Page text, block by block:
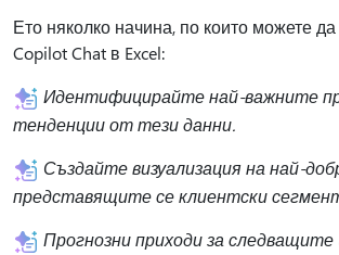
Ето няколко начина, по които можете
Copilot Chat в Excel:
Идентифицирайте най-важните
тенденции от тези данни.
Създайте визуализация на най-
представящите се клиентски
Прогнозни приходи за